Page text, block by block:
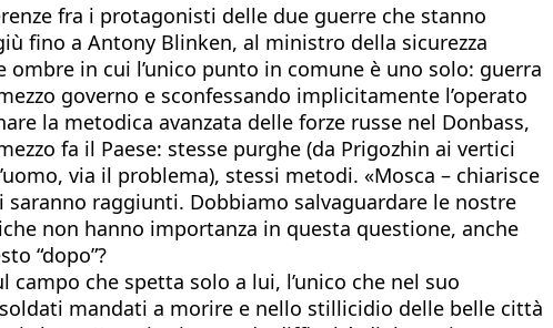
fra i protagonisti delle due guerre che stanno
fino a Antony Blinken, al ministro della sicurezza
in cui l’unico punto in comune è uno solo: guerra
governo e sconfessando implicitamente l’operato
la metodica avanzata delle forze russe nel Donbass,
fa il Paese: stesse purghe (da Prigozhin ai vertici
via il problema), stessi metodi. «Mosca – chiarisce
raggiunti. Dobbiamo salvaguardare le nostre
non hanno importanza in questa questione, anche
“dopo”?
che spetta solo a lui, l’unico che nel suo
mandati a morire e nello stillicidio delle belle città